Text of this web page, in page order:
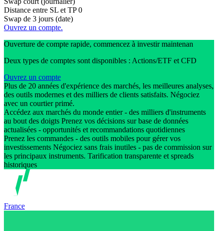
Distance entre SL et TP 0
Swap de 3 jours (date)
Ouvrez un compte.
Ouverture de compte rapide, commencez à investir maintenan
Deux types de comptes sont disponibles : Actions/ETF et CFD
Ouvrez un compte
Plus de 20 années d'expérience des marchés, les meilleures analyses,
des outils modernes et des milliers de clients satisfaits. Négociez
avec un courtier primé.
Accédez aux marchés du monde entier - des milliers d'instruments
au bout des doigts Prenez vos décisions sur base de données
actualisées - opportunités et recommandations quotidiennes
Prenez les commandes - des outils mobiles pour gérer vos
investissements Négociez sans frais inutiles - pas de commission sur
les principaux instruments. Tarification transparente et spreads
historiques
France